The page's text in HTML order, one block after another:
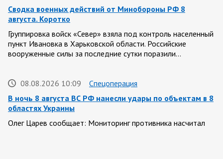
Сводка военных действий от Минобороны РФ 8
августа. Коротко
Группировка войск «Север» взяла под контроль населенный
пункт Ивановка в Харьковской области. Российские
вооруженные силы за последние сутки поразили…
08.08.2026 10:09
Спецоперация
В ночь 8 августа ВС РФ нанесли удары по объектам в 8
областях Украины
Олег Царев сообщает: Мониторинг противника насчитал